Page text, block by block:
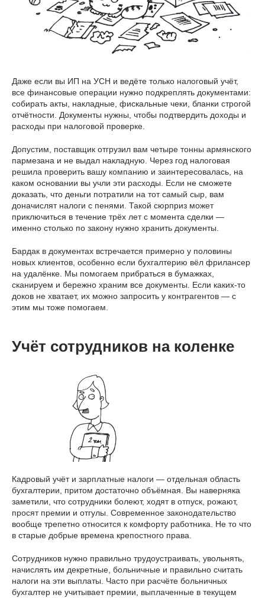
Даже если вы ИП на УСН и ведёте только налоговый учёт,
все финансовые операции нужно подкреплять документами:
собирать акты, накладные, фискальные чеки, бланки строгой
отчётности. Документы нужны, чтобы подтвердить доходы и
расходы при налоговой проверке.
Допустим, поставщик отгрузил вам четыре тонны армянского
пармезана и не выдал накладную. Через год налоговая
решила проверить вашу компанию и заинтересовалась, на
каком основании вы учли эти расходы. Если не сможете
доказать, что деньги потратили на тот самый сыр, вам
доначислят налоги с пенями. Такой сюрприз может
приключиться в течение трёх лет с момента сделки —
именно столько по закону нужно хранить документы.
Бардак в документах встречается примерно у половины
новых клиентов, особенно если бухгалтерию вёл фрилансер
на удалёнке. Мы помогаем прибраться в бумажках,
сканируем и бережно храним все документы. Если каких-то
доков не хватает, их можно запросить у контрагентов — с
этим мы тоже помогаем.
Учёт сотрудников на коленке
Кадровый учёт и зарплатные налоги — отдельная область
бухгалтерии, притом достаточно объёмная. Вы наверняка
заметили, что сотрудники болеют, ходят в отпуск, рожают,
просят премии и отгулы. Современное законодательство
вообще трепетно относится к комфорту работника. Не то что
в старые добрые времена крепостного права.
Сотрудников нужно правильно трудоустраивать, увольнять,
начислять им декретные, больничные и правильно считать
налоги на эти выплаты. Часто при расчёте больничных
бухгалтер не учитывает премии, выплаченные в текущем